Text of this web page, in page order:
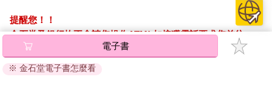
提醒您！！
金石堂及銀行均不會請您操作ATM! 如接獲電話要求您前往
ATM提款機，請不要聽從指示，以免受騙上當！
購買須知：
電子書
※ 金石堂電子書怎麼看